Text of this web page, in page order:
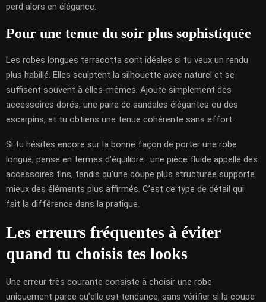
perd alors en élégance.
Pour une tenue du soir plus sophistiquée
Les robes longues terracotta sont idéales si tu veux un rendu
plus habillé. Elles sculptent la silhouette avec naturel et se
suffisent souvent à elles-mêmes. Ajoute simplement des
accessoires dorés, une paire de sandales élégantes ou des
escarpins, et tu obtiens une tenue cohérente sans effort.
Si tu hésites encore sur la bonne façon de porter une robe
longue, pense en termes d’équilibre : une pièce fluide appelle des
accessoires fins, tandis qu’une coupe plus structurée supporte
mieux des éléments plus affirmés. C’est ce type de détail qui
fait la différence dans la pratique.
Les erreurs fréquentes à éviter
quand tu choisis tes looks
Une erreur très courante consiste à choisir une robe
uniquement parce qu’elle est tendance, sans vérifier si la coupe